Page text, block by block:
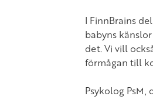
I FinnBrains
babyns
det. Vi vill
förmågan till
Psykolog PsM,